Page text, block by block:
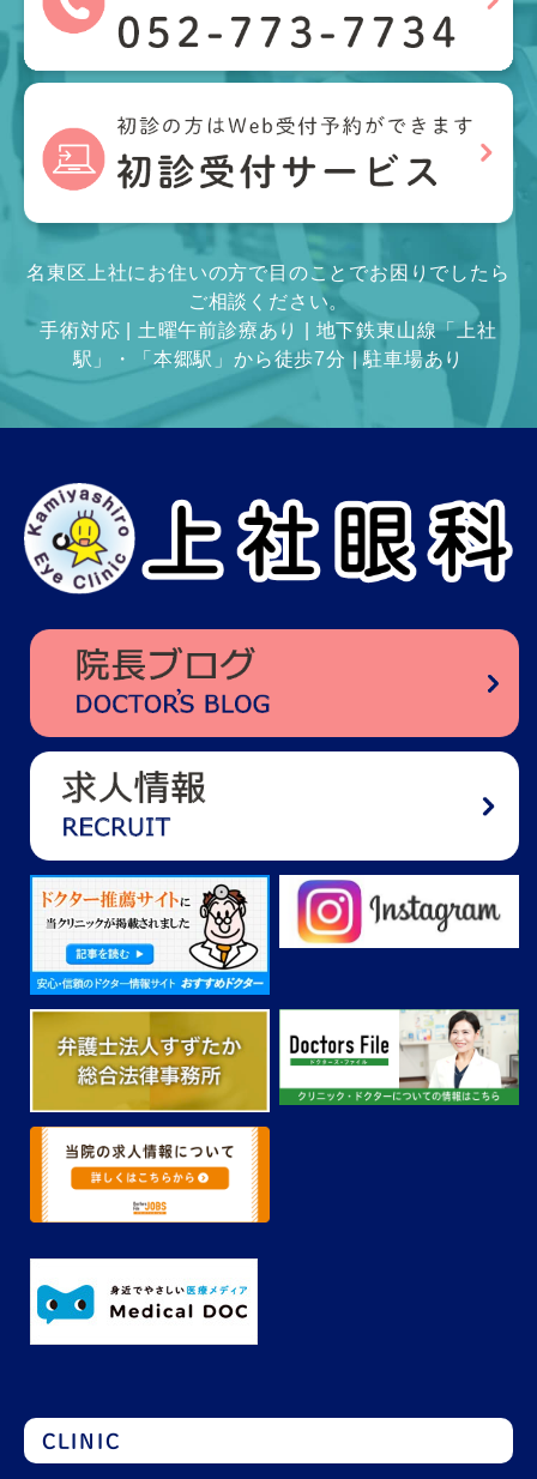
名東区上社にお住いの方で目のことでお困りでしたら
ご相談ください。
手術対応 | 土曜午前診療あり | 地下鉄東山線「上社
駅」・「本郷駅」から徒歩7分 | 駐車場あり
CLINIC